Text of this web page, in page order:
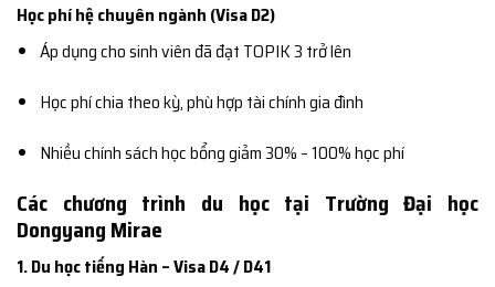
Học phí hệ chuyên ngành (Visa D2)
Áp dụng cho sinh viên đã đạt TOPIK 3 trở lên
Học phí chia theo kỳ, phù hợp tài chính gia đình
Nhiều chính sách học bổng giảm 30% – 100% học phí
Các chương trình du học tại Trường Đại học
Dongyang Mirae
1. Du học tiếng Hàn – Visa D4 / D41